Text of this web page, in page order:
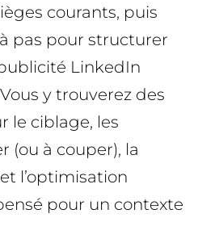
courants, puis
pas pour structurer
LinkedIn
y trouverez des
le ciblage, les
(ou à couper), la
l’optimisation
pour un contexte